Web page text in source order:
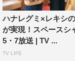
レキシ
ハナレグミ×レキシ
が実現！スペースシ
5・7放送 | TV ...
TV LIFE